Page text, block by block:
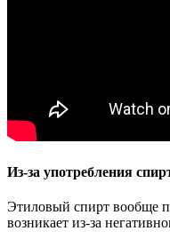
Из-за употребления
Этиловый спирт вообще
возникает из-за